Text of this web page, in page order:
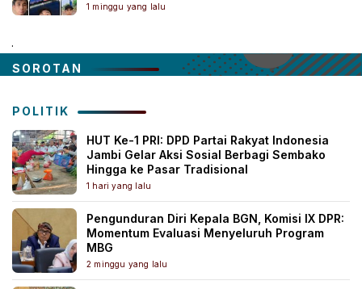
1 minggu yang lalu
.
SOROTAN
POLITIK
HUT Ke-1 PRI: DPD Partai Rakyat Indonesia
Jambi Gelar Aksi Sosial Berbagi Sembako
Hingga ke Pasar Tradisional
1 hari yang lalu
Pengunduran Diri Kepala BGN, Komisi IX DPR:
Momentum Evaluasi Menyeluruh Program
MBG
2 minggu yang lalu